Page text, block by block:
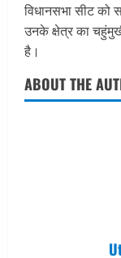
विधानसभा सीट को
उनके क्षेत्र का
है।
ABOUT THE